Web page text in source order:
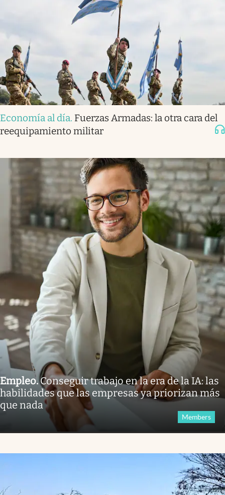
Economía al día. Fuerzas Armadas: la otra cara del
reequipamiento militar
Empleo.Conseguir trabajo en la era de la IA: las
habilidades que las empresas ya priorizan más
que nada
Members